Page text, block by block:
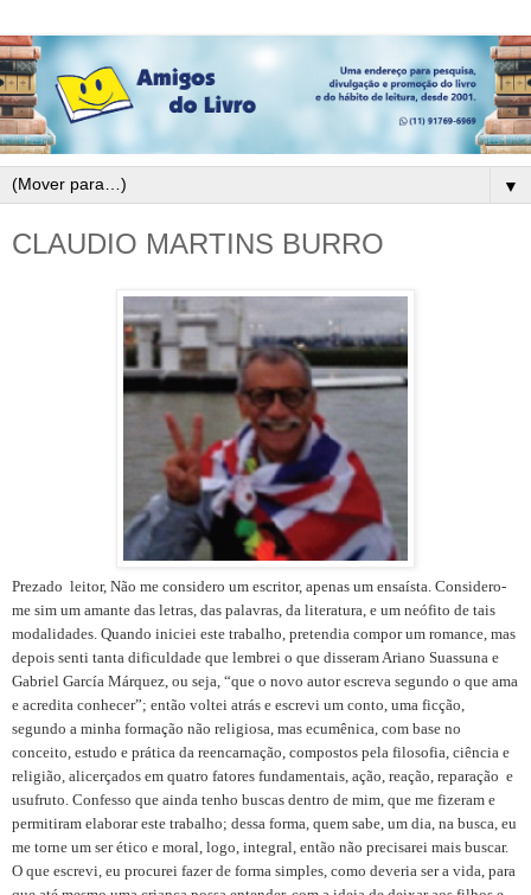
▼
CLAUDIO MARTINS BURRO
Prezado leitor, Não me considero um escritor, apenas um ensaísta. Considero-
me sim um amante das letras, das palavras, da literatura, e um neófito de tais
modalidades. Quando iniciei este trabalho, pretendia compor um romance, mas
depois senti tanta dificuldade que lembrei o que disseram Ariano Suassuna e
Gabriel García Márquez, ou seja, “que o novo autor escreva segundo o que ama
e acredita conhecer”; então voltei atrás e escrevi um conto, uma ficção,
segundo a minha formação não religiosa, mas ecumênica, com base no
conceito, estudo e prática da reencarnação, compostos pela filosofia, ciência e
religião, alicerçados em quatro fatores fundamentais, ação, reação, reparação e
usufruto. Confesso que ainda tenho buscas dentro de mim, que me fizeram e
permitiram elaborar este trabalho; dessa forma, quem sabe, um dia, na busca, eu
me torne um ser ético e moral, logo, integral, então não precisarei mais buscar.
O que escrevi, eu procurei fazer de forma simples, como deveria ser a vida, para